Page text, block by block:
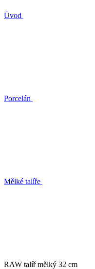
Úvod
Porcelán
Mělké talíře
RAW talíř mělký 32 cm